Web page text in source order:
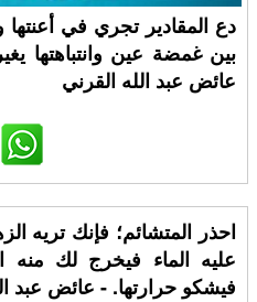
دع المقادير تجري في أعنتها
بين غمضة عين وانتباهتها
عائض عبد الله القرني
احذر المتشائم؛ فإنك تريه
عليه الماء فيخرج لك
فيشكو حرارتها. - عائض عبد